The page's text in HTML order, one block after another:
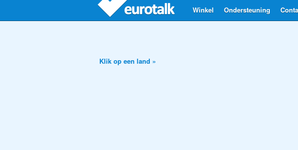
Ondersteuning
Winkel
Klik op een land »